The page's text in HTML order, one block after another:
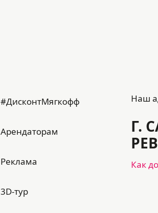
#ДисконтМягкофф
Арендаторам
Реклама
3D-тур
Наш
Г.
Как